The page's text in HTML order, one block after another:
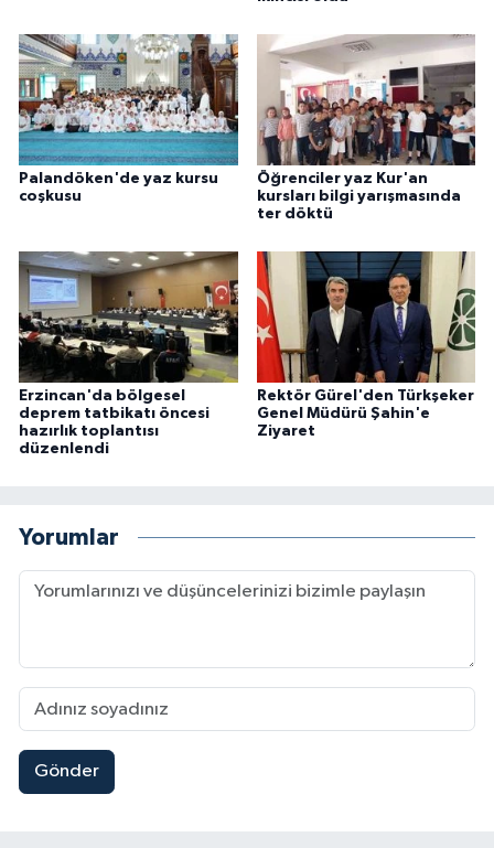
Palandöken'de yaz kursu
coşkusu
Öğrenciler yaz Kur'an
kursları bilgi yarışmasında
ter döktü
Erzincan'da bölgesel
deprem tatbikatı öncesi
hazırlık toplantısı
düzenlendi
Rektör Gürel'den Türkşeker
Genel Müdürü Şahin'e
Ziyaret
Yorumlar
Gönder